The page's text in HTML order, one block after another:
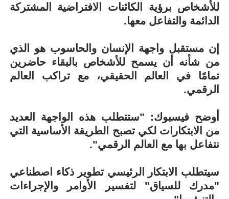
للأشخاص برؤية الكائنات الافتراضية المشتركة
الدائمة والتفاعل معها.
إن مستقبل واجهة الإنسان والحاسوب هو الذي
من شأنه أن يسمح للأشخاص بالبقاء حاضرين
تمامًا في العالم الحقيقي، مع تراكب العالم
الرقمي.
أوضح فيسبوك: "ستتطلب هذه الواجهة العديد
من الابتكارات لكي تصبح الطريقة الأساسية التي
نتفاعل بها مع العالم الرقمي".
سيتطلب الابتكار الرئيسي تطوير ذكاء اصطناعي
"مدرك للسياق" لتفسير الأوامر والإجراءات